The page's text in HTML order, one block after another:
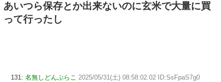
あいつら保存とか出来ないのに玄米で大量に買
って行ったし
131: 名無しどんぶらこ 2025/05/31(土) 08:58:02.02 ID:SsFpaS7g0